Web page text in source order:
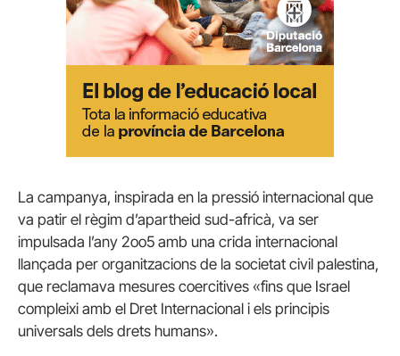
La campanya, inspirada en la pressió internacional que
va patir el règim d’apartheid sud-africà, va ser
impulsada l’any 2oo5 amb una crida internacional
llançada per organitzacions de la societat civil palestina,
que reclamava mesures coercitives «fins que Israel
compleixi amb el Dret Internacional i els principis
universals dels drets humans».